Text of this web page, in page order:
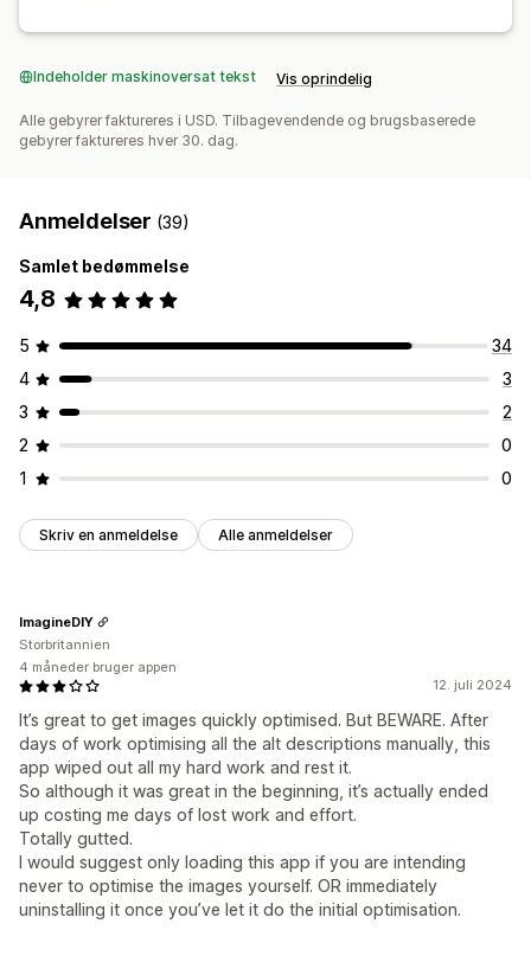
Indeholder maskinoversat tekst Vis oprindelig
Alle gebyrer faktureres i USD. Tilbagevendende og brugsbaserede
gebyrer faktureres hver 30. dag.
Anmeldelser (39)
Samlet bedømmelse
4,8
5
34
4
3
3
2
2
0
1
0
Skriv en anmeldelse Alle anmeldelser
12. juli 2024
It’s great to get images quickly optimised. But BEWARE. After
days of work optimising all the alt descriptions manually, this
app wiped out all my hard work and rest it.
So although it was great in the beginning, it’s actually ended
up costing me days of lost work and effort.
Totally gutted.
I would suggest only loading this app if you are intending
never to optimise the images yourself. OR immediately
uninstalling it once you’ve let it do the initial optimisation.
ImagineDIY
Storbritannien
4 måneder bruger appen